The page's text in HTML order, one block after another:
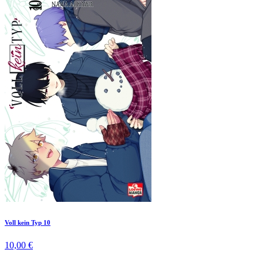
Voll kein Typ 10
10,00 €